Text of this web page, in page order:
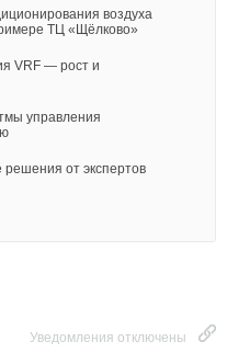
воздуха
ТЦ «Щёлково»
VRF — рост и
управления
решения от экспертов
Уведомления отключены